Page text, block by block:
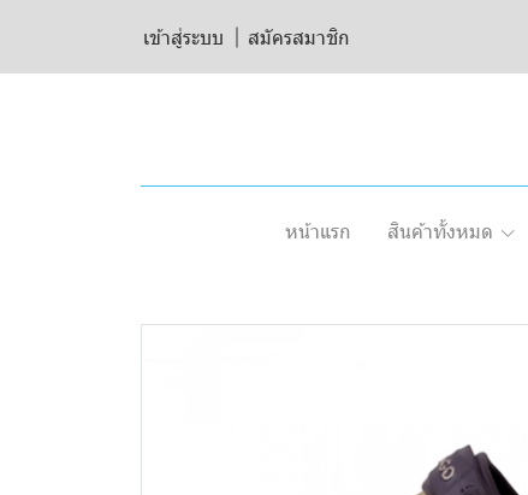
เข้าสู่ระบบ สมัครสมาชิก
หน้าแรก สินค้าทั้งหมด